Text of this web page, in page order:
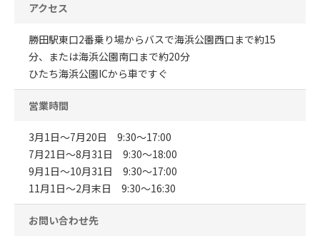
アクセス
勝田駅東口2番乗り場からバスで海浜公園西口まで約15
分、または海浜公園南口まで約20分
ひたち海浜公園ICから車ですぐ
営業時間
3月1日〜7月20日 9:30〜17:00
7月21日〜8月31日 9:30〜18:00
9月1日〜10月31日 9:30〜17:00
11月1日〜2月末日 9:30〜16:30
お問い合わせ先